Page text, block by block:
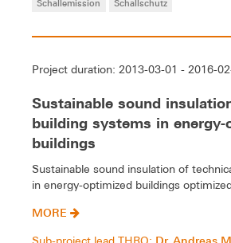
Schallemission
Schallschutz
Project duration: 2013-03-01 - 2016-
Sustainable sound
building systems in energy-
buildings
Sustainable sound insulation of
in energy-optimized buildings
MORE